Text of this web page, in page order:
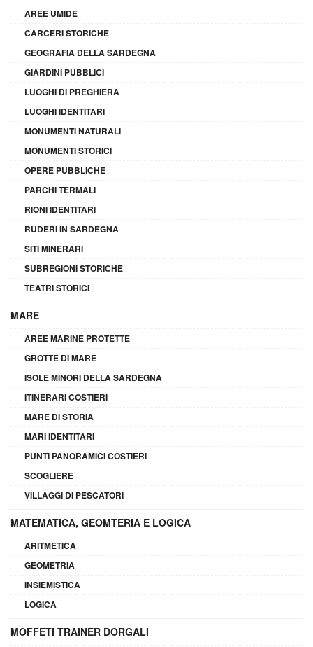
AREE UMIDE
CARCERI STORICHE
GEOGRAFIA DELLA SARDEGNA
GIARDINI PUBBLICI
LUOGHI DI PREGHIERA
LUOGHI IDENTITARI
MONUMENTI NATURALI
MONUMENTI STORICI
OPERE PUBBLICHE
PARCHI TERMALI
RIONI IDENTITARI
RUDERI IN SARDEGNA
SITI MINERARI
SUBREGIONI STORICHE
TEATRI STORICI
MARE
AREE MARINE PROTETTE
GROTTE DI MARE
ISOLE MINORI DELLA SARDEGNA
ITINERARI COSTIERI
MARE DI STORIA
MARI IDENTITARI
PUNTI PANORAMICI COSTIERI
SCOGLIERE
VILLAGGI DI PESCATORI
MATEMATICA, GEOMTERIA E LOGICA
ARITMETICA
GEOMETRIA
INSIEMISTICA
LOGICA
MOFFETI TRAINER DORGALI